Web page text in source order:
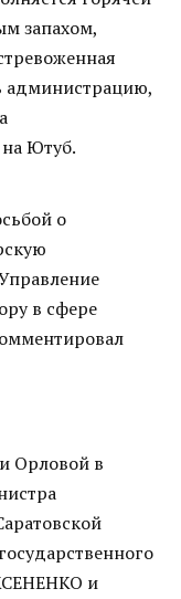
запахом,
администрацию,
Ютуб.
о
в сфере
Орловой в
и